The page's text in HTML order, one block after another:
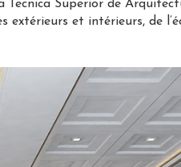
Tecnica Superior de
et intérieurs, de